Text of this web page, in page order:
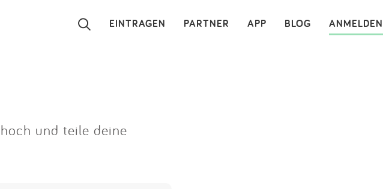
ANMELDEN
BLOG
APP
PARTNER
EINTRAGEN ×
und teile deine